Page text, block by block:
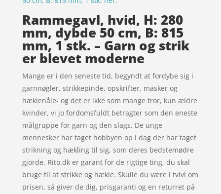
Rammegavl, hvid, H: 280
mm, dybde 50 cm, B: 815
mm, 1 stk. – Garn og strik
er blevet moderne
Mange er i den seneste tid, begyndt at fordybe sig i
garnnøgler, strikkepinde, opskrifter, masker og
hæklenåle- og det er ikke som mange tror, kun ældre
kvinder, vi jo fordomsfuldt betragter som den eneste
målgruppe for garn og den slags. De unge
mennesker har taget hobbyen op i dag der har taget
strikning og hækling til sig, som deres bedstemødre
gjorde. Rito.dk er garant for de rigtige ting, du skal
bruge til at strikke og hækle. Skulle du være i tvivl om
prisen, så giver de dig, prisgaranti og en returret på